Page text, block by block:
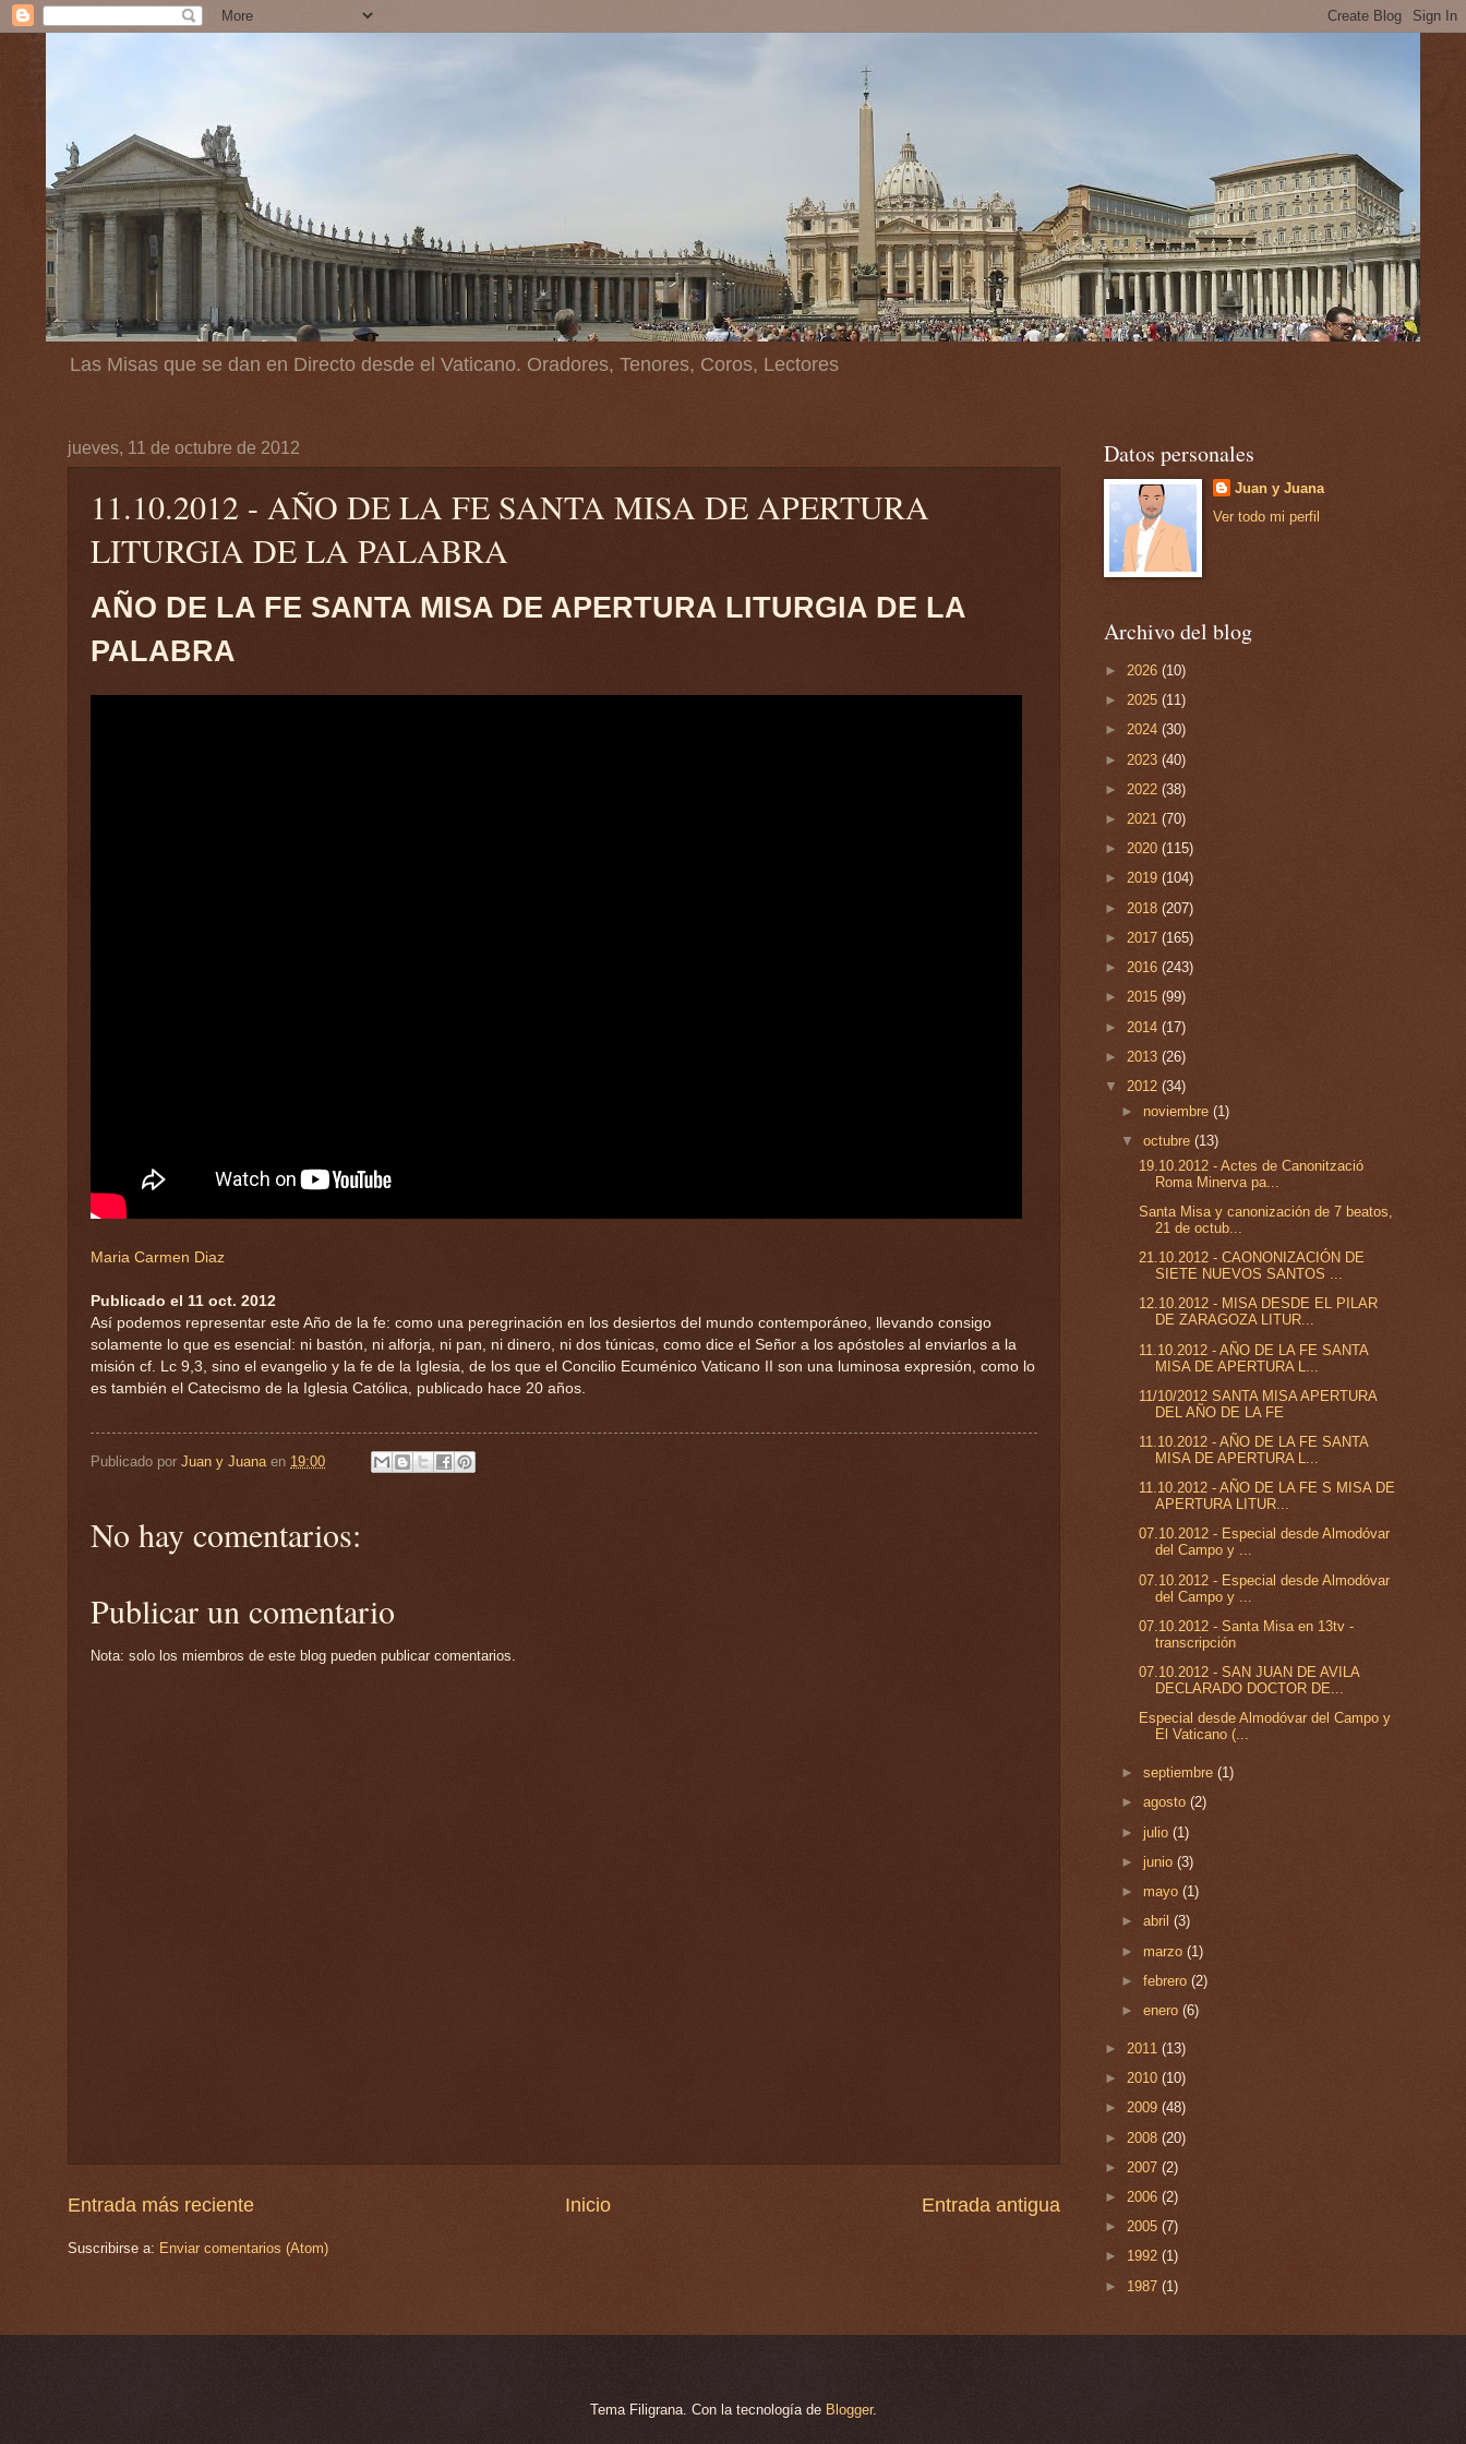
Las Misas que se dan en Directo desde el Vaticano. Oradores, Tenores, Coros, Lectores
jueves, 11 de octubre de 2012
11.10.2012 - AÑO DE LA FE SANTA MISA DE APERTURA
LITURGIA DE LA PALABRA
AÑO DE LA FE SANTA MISA DE APERTURA LITURGIA DE LA
PALABRA
Maria Carmen Diaz
Publicado el 11 oct. 2012
Así podemos representar este Año de la fe: como una peregrinación en los desiertos del mundo contemporáneo, llevando consigo
solamente lo que es esencial: ni bastón, ni alforja, ni pan, ni dinero, ni dos túnicas, como dice el Señor a los apóstoles al enviarlos a la
misión cf. Lc 9,3, sino el evangelio y la fe de la Iglesia, de los que el Concilio Ecuménico Vaticano II son una luminosa expresión, como lo
es también el Catecismo de la Iglesia Católica, publicado hace 20 años.
Publicado por Juan y Juana en 19:00
No hay comentarios:
Publicar un comentario
Nota: solo los miembros de este blog pueden publicar comentarios.
Entrada más reciente Entrada antigua
Inicio
Suscribirse a: Enviar comentarios (Atom)
Datos personales
Juan y Juana
Ver todo mi perfil
Archivo del blog
► 2026 (10)
► 2025 (11)
► 2024 (30)
► 2023 (40)
► 2022 (38)
► 2021 (70)
► 2020 (115)
► 2019 (104)
► 2018 (207)
► 2017 (165)
► 2016 (243)
► 2015 (99)
► 2014 (17)
► 2013 (26)
▼ 2012 (34)
► noviembre(1)
▼octubre(13)
19.10.2012 - Actes de Canonització
Roma Minerva pa...
Santa Misa y canonización de 7 beatos,
21 de octub...
21.10.2012 - CAONONIZACIÓN DE
SIETE NUEVOS SANTOS ...
12.10.2012 - MISA DESDE EL PILAR
DE ZARAGOZA LITUR...
11.10.2012 - AÑO DE LA FE SANTA
MISA DE APERTURA L...
11/10/2012 SANTA MISA APERTURA
DEL AÑO DE LA FE
11.10.2012 - AÑO DE LA FE SANTA
MISA DE APERTURA L...
11.10.2012 - AÑO DE LA FE S MISA DE
APERTURA LITUR...
07.10.2012 - Especial desde Almodóvar
del Campo y ...
07.10.2012 - Especial desde Almodóvar
del Campo y ...
07.10.2012 - Santa Misa en 13tv -
transcripción
07.10.2012 - SAN JUAN DE AVILA
DECLARADO DOCTOR DE...
Especial desde Almodóvar del Campo y
El Vaticano (...
►septiembre(1)
►agosto(2)
►julio(1)
►junio(3)
► mayo(1)
►abril(3)
► marzo(1)
►febrero(2)
►enero(6)
► 2011 (13)
► 2010 (10)
► 2009 (48)
► 2008 (20)
► 2007 (2)
► 2006 (2)
► 2005 (7)
► 1992 (1)
► 1987 (1)
Tema Filigrana. Con la tecnología de Blogger.